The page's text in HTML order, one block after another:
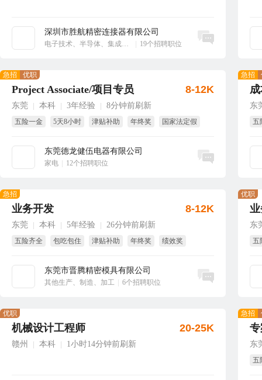
深圳市胜航精密连接器有限公司
电子技术、半导体、集成电路 19个招聘职位
立即沟通
Project Associate/项目专员
东莞 本科 3年经验 8分钟前刷新
五险一金 5天8小时 津贴补助 年终奖
国家法定假
东莞德龙健伍电器有限公司
家电 12个招聘职位
急招 优职
8-12K
立即沟通
东
五
急招
业务开发
东莞 本科 5年经验 26分钟前刷新
五险齐全 包吃包住 津贴补助 年终奖
绩效奖
东莞市晋腾精密模具有限公司
其他生产、制造、加工 6个招聘职位
急招
8-12K
立即沟通
东
五
优职
机械设计工程师
赣州 本科 1小时14分钟前刷新
优职
20-25K
东
五
急招